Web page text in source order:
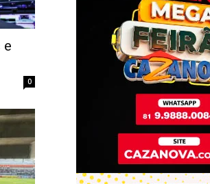
e
0